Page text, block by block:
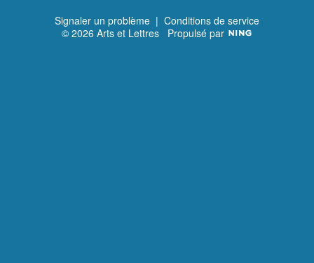
Signaler un problème | Conditions de service
© 2026 Arts et Lettres Propulsé par